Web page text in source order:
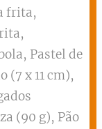
frita,
Pastel de
(7 x 11 cm),
(90 g), Pão